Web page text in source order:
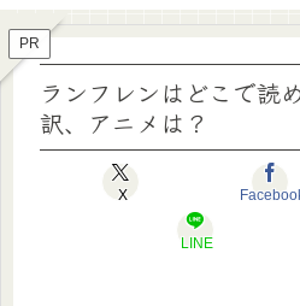
PR
ランフレンはどこで読
訳、アニメは？
X
LINE